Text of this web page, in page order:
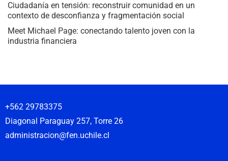
Ciudadanía en tensión: reconstruir comunidad en un
contexto de desconfianza y fragmentación social
Meet Michael Page: conectando talento joven con la
industria financiera
+562 29783375
Diagonal Paraguay 257, Torre 26
administracion@fen.uchile.cl